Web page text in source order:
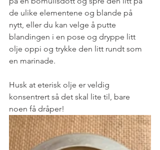
de ulike elementene og blande på
nytt, eller du kan velge å putte
blandingen i en pose og dryppe litt
olje oppi og trykke den litt rundt som
en marinade.
Husk at eterisk olje er veldig
konsentrert så det skal lite til, bare
noen få dråper!